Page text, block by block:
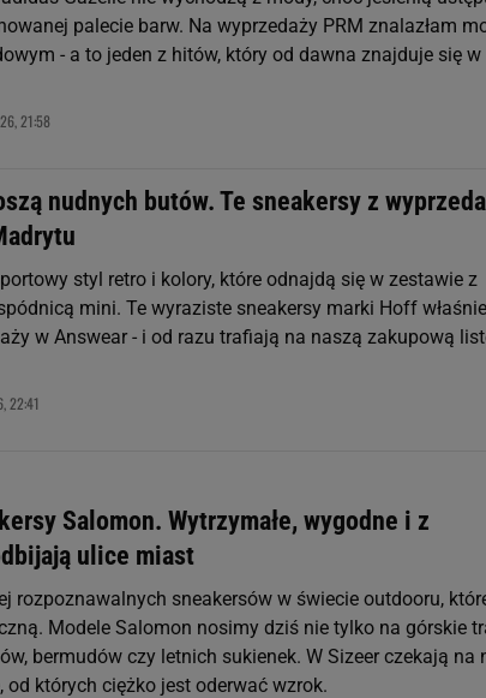
palecie barw. Na wyprzedaży PRM znalazłam
- a to jeden z hitów, który od dawna znajduje się w
21:58
nudnych butów. Te sneakersy z
styl retro i kolory, które odnajdą się w zestawie z
mini. Te wyraziste sneakersy marki Hoff właśnie
w Answear - i od razu trafiają na naszą zakupową
22:41
Salomon. Wytrzymałe, wygodne i z
ulice miast
rozpoznawalnych sneakersów w świecie outdooru,
Modele Salomon nosimy dziś nie tylko na górskie
bermudów czy letnich sukienek. W Sizeer czekają na
od których ciężko jest oderwać wzrok.